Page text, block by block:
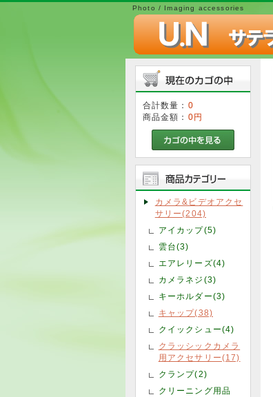
Photo / Imaging accessories
合計数量： 0
商品金額： 0円
カメラ&ビデオアクセ
サリー(204)
アイカップ(5)
雲台(3)
エアレリーズ(4)
カメラネジ(3)
キーホルダー(3)
キャップ(38)
クイックシュー(4)
クラッシックカメラ
用アクセサリー(17)
クランプ(2)
クリーニング用品